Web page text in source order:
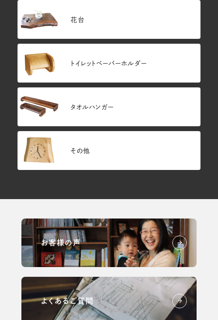
花台
トイレットペーパーホルダー
タオルハンガー
その他
お客様の声
よくあるご質問